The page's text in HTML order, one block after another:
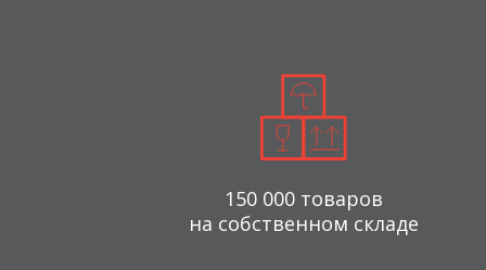
150 000 товаров
на собственном складе